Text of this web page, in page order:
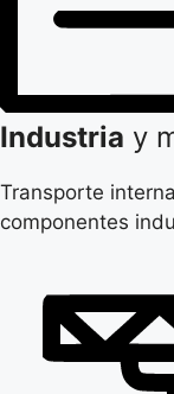
Industria y
Transporte
componentes